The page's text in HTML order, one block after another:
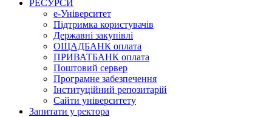
РЕСУРСИ
е-Університет
Підтримка користувачів
Державні закупівлі
ОЩАДБАНК оплата
ПРИВАТБАНК оплата
Поштовий сервер
Програмне забезпечення
Інституційний репозитарій
Сайти університету
Запитати у ректора